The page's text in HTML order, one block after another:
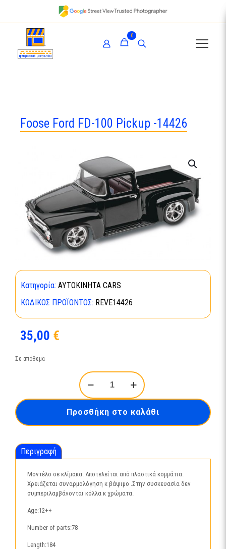
0
Foose Ford FD-100 Pickup -14426
Κατηγορία: ΑΥΤΟΚΙΝΗΤΑ CARS
ΚΩΔΙΚΌΣ ΠΡΟΪΌΝΤΟΣ: REVE14426
35,00 €
Σε απόθεμα
Foose
Ford
FD-
Pickup
-14426
Προσθήκη στο καλάθι
Περιγραφή
Μοντέλο σε κλίμακα. Αποτελείται από πλαστικά κομμάτια.
Χρειάζεται συναρμολόγηση κ βάψιμο .Στην συσκευασία δεν
συμπεριλαμβάνονται κόλλα κ χρώματα.
Age:12++
Number of parts:78
Length:184